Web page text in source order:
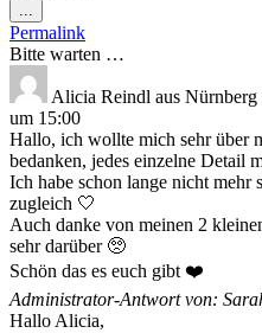
...
Metabox
ein-/ausblenden.
Permalink
Bitte warten …
Alicia Reindl aus Nürnberg
um 15:00
Hallo, ich wollte mich sehr über
bedanken, jedes einzelne Detail
Ich habe schon lange nicht
zugleich 🤍
Auch danke von meinen 2
sehr darüber 🥺
Schön das es euch gibt ❤️
Administrator-Antwort von:
Hallo Alicia,